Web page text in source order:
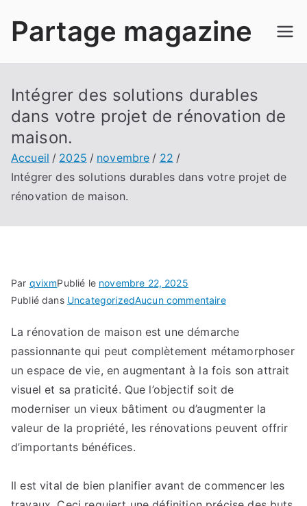
Partage magazine
Intégrer des solutions durables
dans votre projet de rénovation de
maison.
Accueil 2025 novembre
22
Intégrer des solutions durables dans votre projet de
rénovation de maison.
Par qvixmPublié le novembre 22, 2025
Publié dans UncategorizedAucun commentairesur
des
solutions
durables
dans
maison.
La rénovation de maison est une démarche
passionnante qui peut complètement métamorphoser
un espace de vie, en augmentant à la fois son attrait
visuel et sa praticité. Que l’objectif soit de
moderniser un vieux bâtiment ou d’augmenter la
valeur de la propriété, les rénovations peuvent offrir
d’importants bénéfices.
Il est vital de bien planifier avant de commencer les